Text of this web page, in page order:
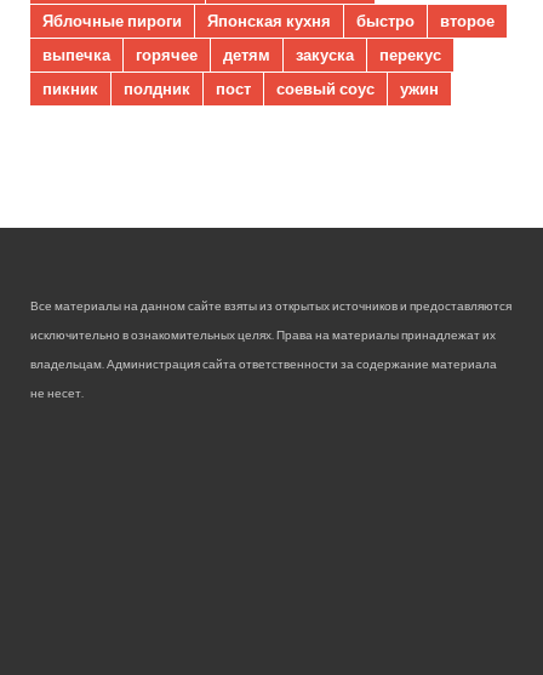
Яблочные пироги
Японская кухня быстро
второе
выпечка
горячее детям закуска
перекус
пикник
полдник пост соевый соус ужин
Все материалы на данном сайте взяты из открытых источников и предоставляются
исключительно в ознакомительных целях. Права на материалы принадлежат их
владельцам. Администрация сайта ответственности за содержание материала
не несет.